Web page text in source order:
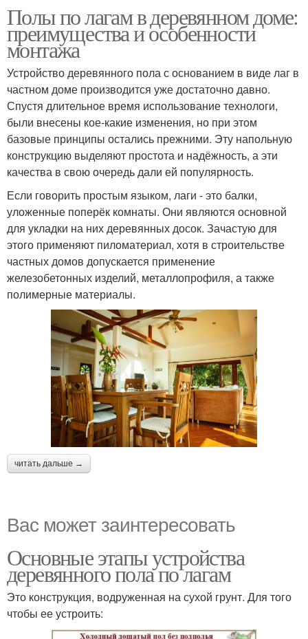
Полы по лагам в деревянном доме:
преимущества и особенности
монтажа
Устройство деревянного пола с основанием в виде лаг в
частном доме производится уже достаточно давно.
Спустя длительное время использование технологи,
были внесены кое-какие изменения, но при этом
базовые принципы остались прежними. Эту напольную
конструкцию выделяют простота и надёжность, а эти
качества в свою очередь дали ей популярность.
Если говорить простым языком, лаги - это балки,
уложенные поперёк комнаты. Они являются основной
для укладки на них деревянных досок. Зачастую для
этого применяют пиломатериал, хотя в строительстве
частных домов допускается применение
железобетонных изделий, металлопрофиля, а также
полимерные материалы.
читать дальше →
Вас может заинтересовать
Основные этапы устройства
деревянного пола по лагам
Это конструкция, водруженная на сухой грунт. Для того
чтобы ее устроить: